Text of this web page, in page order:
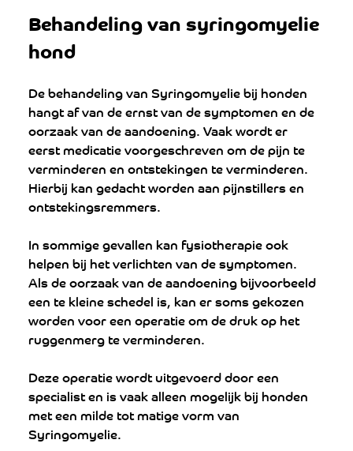
Behandeling van syringomyelie
hond
De behandeling van Syringomyelie bij honden
hangt af van de ernst van de symptomen en de
oorzaak van de aandoening. Vaak wordt er
eerst medicatie voorgeschreven om de pijn te
verminderen en ontstekingen te verminderen.
Hierbij kan gedacht worden aan pijnstillers en
ontstekingsremmers.
In sommige gevallen kan fysiotherapie ook
helpen bij het verlichten van de symptomen.
Als de oorzaak van de aandoening bijvoorbeeld
een te kleine schedel is, kan er soms gekozen
worden voor een operatie om de druk op het
ruggenmerg te verminderen.
Deze operatie wordt uitgevoerd door een
specialist en is vaak alleen mogelijk bij honden
met een milde tot matige vorm van
Syringomyelie.